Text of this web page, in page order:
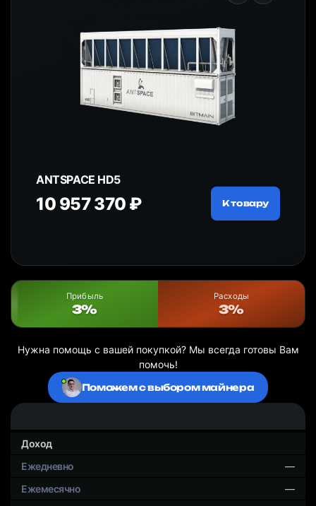
ANTSPACE HD5
10 957 370 ₽ К товару
Прибыль
3%
Расходы
3%
Нужна помощь с вашей покупкой? Мы всегда готовы Вам
помочь!
Поможем с выбором майнера
Доход
—
—